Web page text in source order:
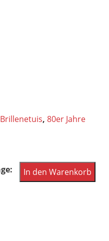
Brillenetuis, 80er Jahre
Brillentäschchen,
Täschchenetui
In den Warenkorb